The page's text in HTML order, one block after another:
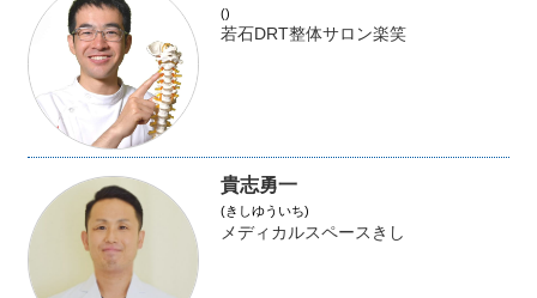
()
若石DRT整体サロン楽笑
貴志勇一
(きしゆういち)
メディカルスペースきし